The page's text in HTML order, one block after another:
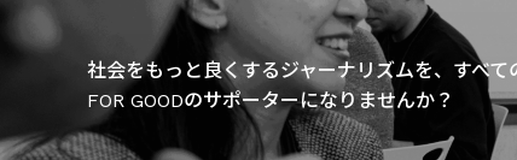
社会をもっと良くするジャーナリズムを、すべ
FOR GOODのサポーターになりませんか？